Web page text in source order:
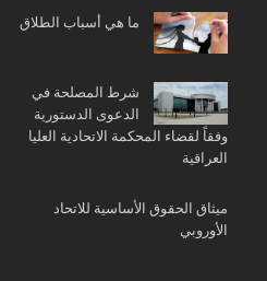
ما هي أسباب الطلاق
شرط المصلحة في
الدعوى الدستورية
وفقاً لقضاء المحكمة الاتحادية العليا
العراقية
ميثاق الحقوق الأساسية للاتحاد
الأوروبي